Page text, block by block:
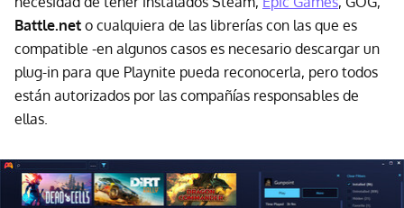
Battle.net o cualquiera de las librerías con las que es
compatible -en algunos casos es necesario descargar un
plug-in para que Playnite pueda reconocerla, pero todos
están autorizados por las compañías responsables de
ellas.